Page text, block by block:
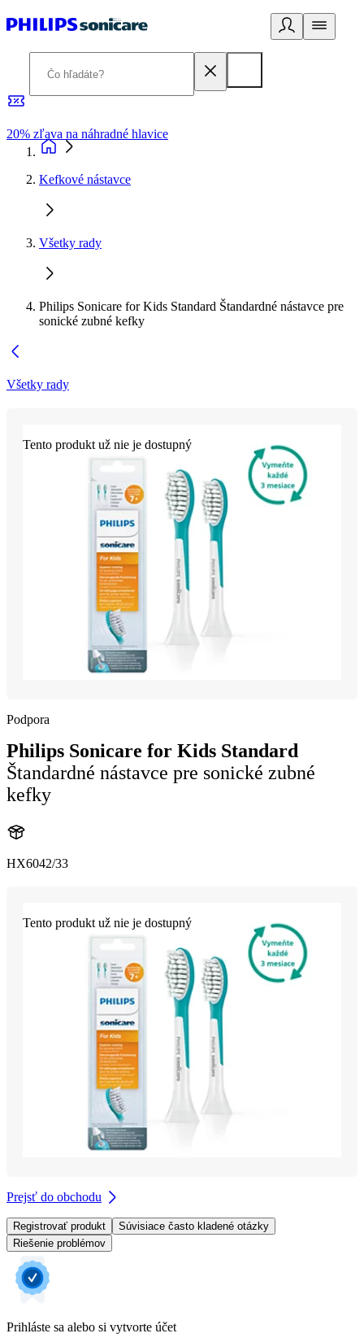
20% zľava na náhradné hlavice
Kefkové nástavce
Všetky rady
Philips Sonicare for Kids Standard Štandardné nástavce pre
sonické zubné kefky
Všetky rady
Tento produkt už nie je dostupný
Podpora
Philips Sonicare for Kids Standard
Štandardné nástavce pre sonické zubné
kefky
HX6042/33
Tento produkt už nie je dostupný
Prejsť do obchodu
Registrovať produkt
Súvisiace často kladené otázky
Riešenie problémov
Prihláste sa alebo si vytvorte účet